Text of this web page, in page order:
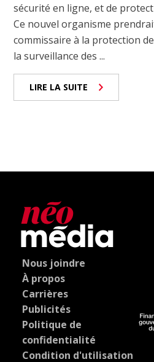
sécurité en ligne, et de
Ce nouvel organisme
commissaire à la protection
la surveillance des ...
LIRE LA SUITE
Nous joindre
À propos
Carrières
Publicités
Politique de
confidentialité
Condition d'utilisation